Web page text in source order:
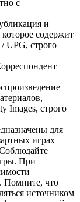
с
и
содержит
UPG, строго
Images, строго
для
играх
При
Помните, что
источником